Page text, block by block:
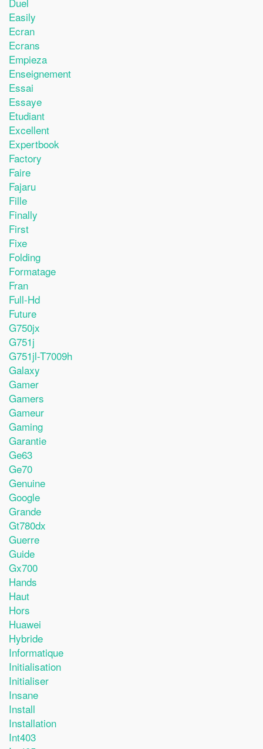
Easily
Ecran
Ecrans
Empieza
Enseignement
Essai
Essaye
Etudiant
Excellent
Expertbook
Factory
Faire
Fajaru
Fille
Finally
First
Fixe
Folding
Formatage
Fran
Full-Hd
Future
G750jx
G751j
G751jl-T7009h
Galaxy
Gamer
Gamers
Gameur
Gaming
Garantie
Ge63
Ge70
Genuine
Google
Grande
Gt780dx
Guerre
Guide
Gx700
Hands
Haut
Hors
Huawei
Hybride
Informatique
Initialisation
Initialiser
Insane
Install
Installation
Int403